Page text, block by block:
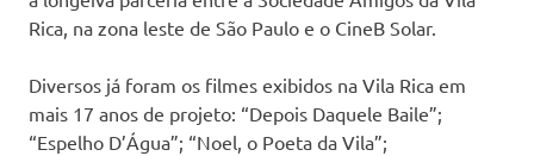
Rica, na zona leste de São Paulo e o CineB Solar.
Diversos já foram os filmes exibidos na Vila Rica em
mais 17 anos de projeto: “Depois Daquele Baile”;
“Espelho D’Água”; “Noel, o Poeta da Vila”;